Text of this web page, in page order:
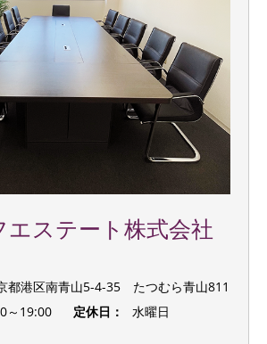
エステート株式会社
港区南青山5-4-35 たつむら青山811
～19:00 定休日：
水曜日